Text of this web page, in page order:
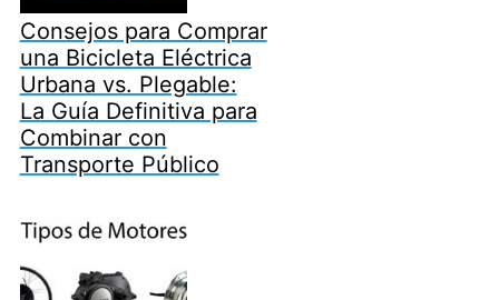
Consejos para Comprar
una Bicicleta Eléctrica
Urbana vs. Plegable:
La Guía Definitiva para
Combinar con
Transporte Público